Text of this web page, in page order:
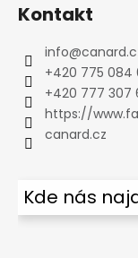
Kontakt
info@
+420 775 084
+420 777 307
https://
canard.cz
Kde nás